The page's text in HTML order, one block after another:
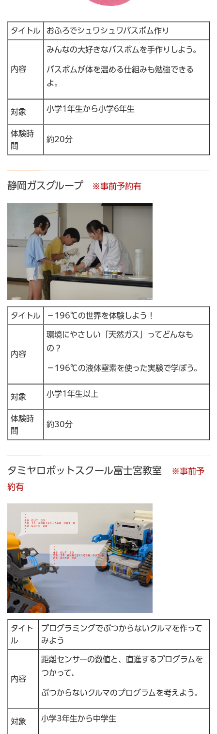
タイトル おふろでシュワシュワバスボム作り
内容
みんなの大好きなバスボムを手作りしよう。
バスボムが体を温める仕組みも勉強できる
よ。
対象 小学1年生から小学6年生
体験時
間
約20分
静岡ガスグループ ※事前予約有
タイトル －196℃の世界を体験しよう！
内容
環境にやさしい「天然ガス」ってどんなも
の？
－196℃の液体窒素を使った実験で学ぼう。
対象 小学1年生以上
体験時
間
約30分
タミヤロボットスクール富士宮教室
※事前予
約有
タイト
ル
プログラミングでぶつからないクルマを作って
みよう
内容
距離センサーの数値と、直進するプログラムを
つかって、
ぶつからないクルマのプログラムを考えよう。
対象 小学3年生から中学生